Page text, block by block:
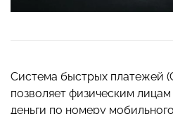
Система быстрых платежей
позволяет физическим
деньги по номеру